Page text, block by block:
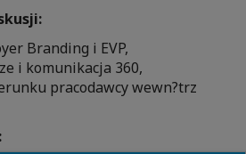
Branding i EVP,
i komunikacja 360,
pracodawcy wewn?trz